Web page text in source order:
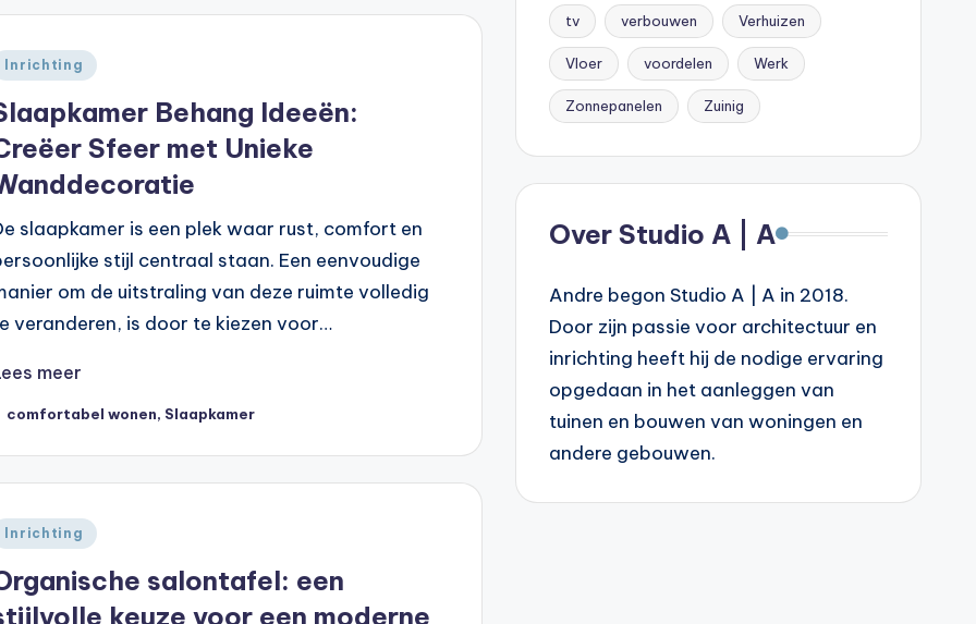
Inrichting
Behang Ideeën:
Sfeer met Unieke
slaapkamer is een plek waar rust, comfort en
stijl centraal staan. Een eenvoudige
om de uitstraling van deze ruimte volledig
veranderen, is door te kiezen voor…
meer
comfortabel wonen, Slaapkamer
Inrichting
salontafel: een
keuze voor een moderne
tv verbouwen Verhuizen
Vloer voordelen Werk
Zonnepanelen Zuinig
Over Studio A | A
Andre begon Studio A | A in 2018.
Door zijn passie voor architectuur en
inrichting heeft hij de nodige ervaring
opgedaan in het aanleggen van
tuinen en bouwen van woningen en
andere gebouwen.